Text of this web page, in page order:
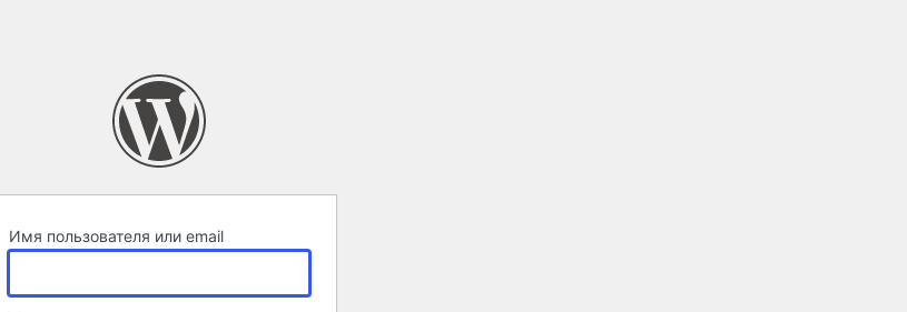
Имя пользователя или email